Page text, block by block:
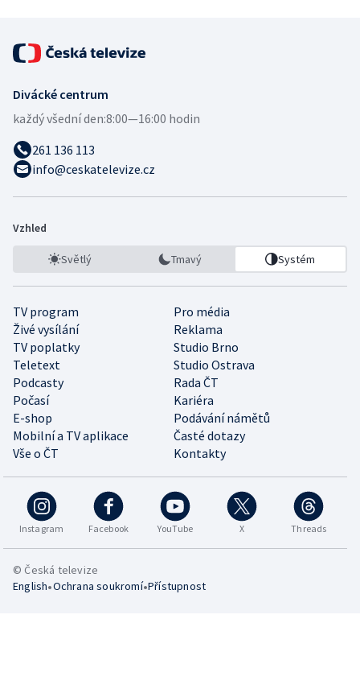
Divácké centrum
každý všední den:8:00—16:00 hodin
261 136 113
info@ceskatelevize.cz
Vzhled
Světlý Tmavý Systém
TV program
Pro média
Živé vysílání
Reklama
TV poplatky
Studio Brno
Teletext
Studio Ostrava
Podcasty
Rada ČT
Počasí
Kariéra
E-shop
Podávání námětů
Mobilní a TV aplikace
Časté dotazy
Vše o ČT
Kontakty
Instagram Facebook YouTube X Threads
© Česká televize
English•Ochrana soukromí•Přístupnost